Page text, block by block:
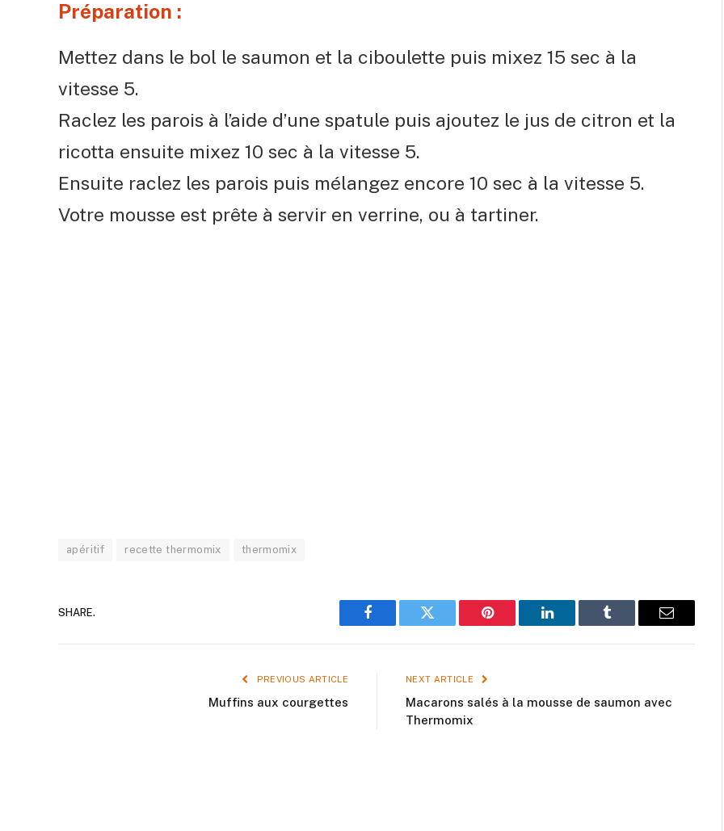
Préparation :
Mettez dans le bol le saumon et la ciboulette puis mixez 15 sec à la
vitesse 5.
Raclez les parois à l’aide d’une spatule puis ajoutez le jus de citron et la
ricotta ensuite mixez 10 sec à la vitesse 5.
Ensuite raclez les parois puis mélangez encore 10 sec à la vitesse 5.
Votre mousse est prête à servir en verrine, ou à tartiner.
apéritif recette thermomix thermomix
SHARE.
Facebook Twitter Pinterest LinkedIn Tumblr Email
PREVIOUS ARTICLE
Muffins aux courgettes
NEXT ARTICLE
Macarons salés à la mousse de saumon avec
Thermomix